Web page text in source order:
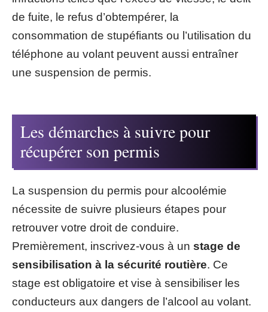
de fuite, le refus d’obtempérer, la
consommation de stupéfiants ou l’utilisation du
téléphone au volant peuvent aussi entraîner
une suspension de permis.
Les démarches à suivre pour
récupérer son permis
La suspension du permis pour alcoolémie
nécessite de suivre plusieurs étapes pour
retrouver votre droit de conduire.
Premièrement, inscrivez-vous à un stage de
sensibilisation à la sécurité routière. Ce
stage est obligatoire et vise à sensibiliser les
conducteurs aux dangers de l’alcool au volant.